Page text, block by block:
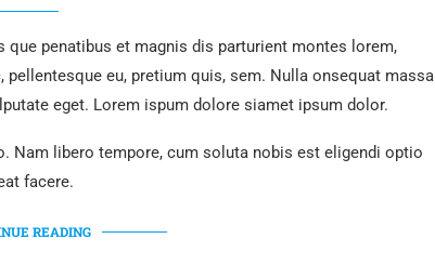
penatibus et magnis dis parturient montes lorem,
eu, pretium quis, sem. Nulla onsequat massa
eget. Lorem ispum dolore siamet ipsum dolor.
Nam libero tempore, cum soluta nobis est eligendi optio
facere.
READING